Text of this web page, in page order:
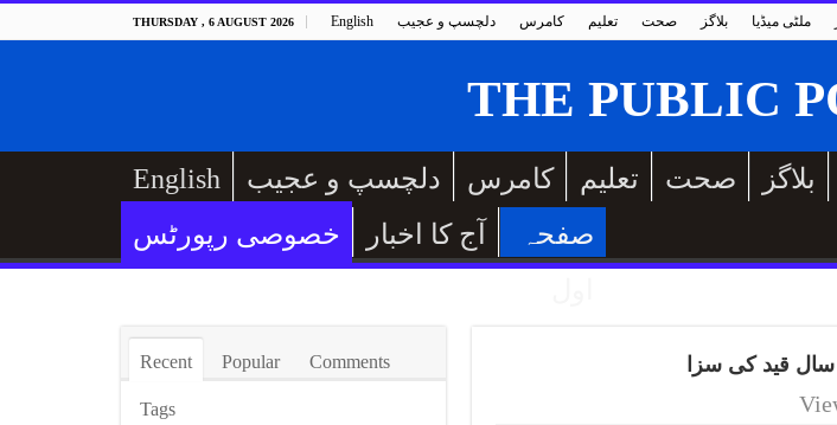
THURSDAY , 6 AUGUST 2026 English دلچسپ و عجیب کامرس تعلیم صحت بلاگز ملٹی میڈیا
English دلچسپ و عجیب کامرس تعلیم صحت بلاگز
خصوصی رپورٹس
آج کا اخبار
صفحہ
Recent Popular Comments
Tags